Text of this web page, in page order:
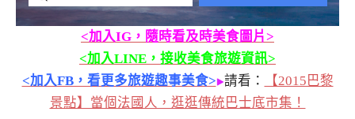
<加入IG，隨時看及時美食圖片>
<加入LINE，接收美食旅遊資訊>
<加入FB，看更多旅遊趣事美食> 請看：
【2015巴黎
景點】當個法國人，逛逛傳統巴士底市集！